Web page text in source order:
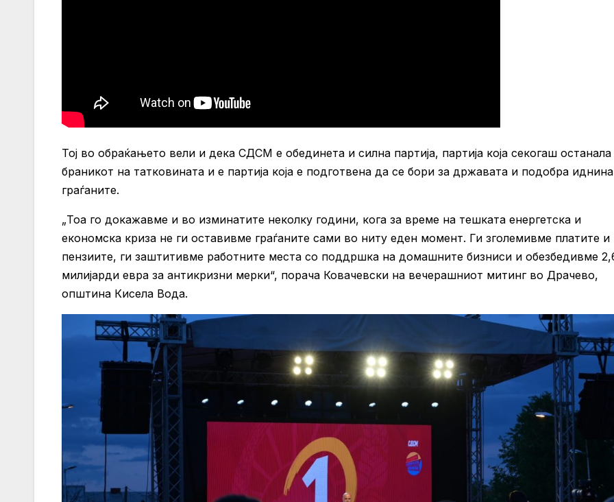
Тој во обраќањето вели и дека СДСМ е обединета и силна партија, партија која секогаш
браникот на татковината и е партија која е подготвена да се бори за државата и подобра
граѓаните.
„Тоа го докажавме и во изминатите неколку години, кога за време на тешката енергетска и
економска криза не ги оставивме граѓаните сами во ниту еден момент. Ги зголемивме платите и
пензиите, ги заштитивме работните места со поддршка на домашните бизниси и обезбедивме
милијарди евра за антикризни мерки“, порача Ковачевски на вечерашниот митинг во Драчево,
општина Кисела Вода.